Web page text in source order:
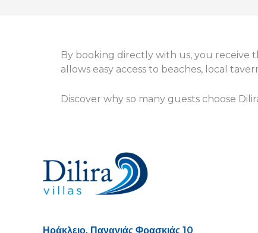
By booking directly with us, you receive
allows easy access to beaches, local
Discover why so many guests choose
Ηράκλειο, Παναγιάς Φρασκιάς 10